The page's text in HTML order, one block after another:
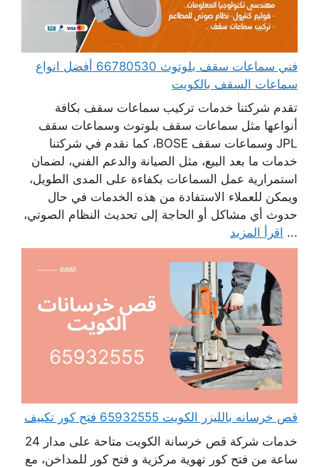
فني سماعات سقف بلوتوث 66780530 أفضل انواع
سماعات السقف بالكويت
تقدم شركتنا خدمات تركيب سماعات سقف بكافة
أنواعها مثل سماعات سقف بلوتوث وسماعات سقف
JPL وسماعات سقف BOSE، كما نقدم في شركتنا
خدمات ما بعد البيع، مثل الصيانة والدعم الفني، لضمان
استمرارية عمل السماعات بكفاءة على المدى الطويل،
ويمكن للعملاء الاستفادة من هذه الخدمات في حال
حدوث أي مشاكل أو الحاجة إلى تحديث النظام الصوتي،
... اقرأ المزيد
قص خرسانه بالليزر الكويت 65932555 فتح كور تكييف
خدمات شركة قص خرسانة الكويت متاحة على مدار 24
ساعة من فتح كور تهوية مركزية و فتح كور للمداخن، مع